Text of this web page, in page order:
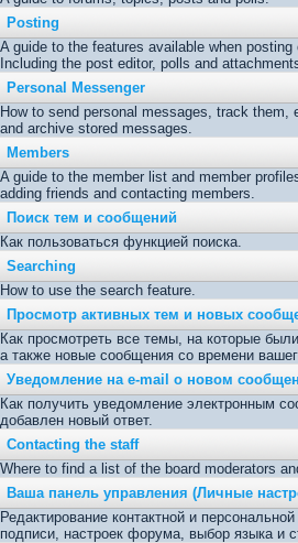
Posting
A guide to the features available when
Including the post editor, polls and
Personal Messenger
How to send personal messages, track them,
and archive stored messages.
Members
A guide to the member list and member
adding friends and contacting members.
Поиск тем и сообщений
Как пользоваться функцией поиска.
Searching
How to use the search feature.
Просмотр активных тем и новых
Как просмотреть все темы, на которые
а также новые сообщения со времени
Уведомление на е-mail о новом
Как получить уведомление электронным
добавлен новый ответ.
Contacting the staff
Where to find a list of the board moderators
Ваша панель управления (Личные
Редактирование контактной и
подписи, настроек форума, выбор языка и